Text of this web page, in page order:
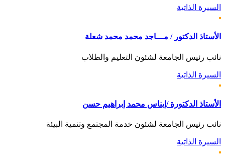
السيرة الذاتية
الأستاذ الدكتور / مـــاجد محمد محمد شعلة
نائب رئيس الجامعة لشئون التعليم والطلاب
السيرة الذاتية
الأستاذ الدكتورة /إيناس محمد إبراهيم حسن
نائب رئيس الجامعة لشئون خدمة المجتمع وتنمية البيئة
السيرة الذاتية